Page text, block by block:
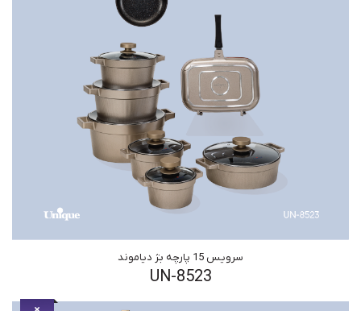
سرویس 15 پارچه بژ دیاموند
UN-8523